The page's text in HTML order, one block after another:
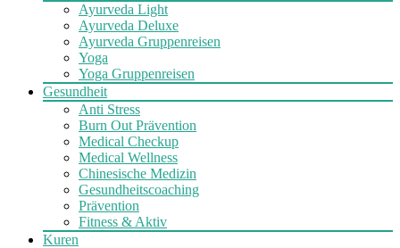
Ayurveda Light
Ayurveda Deluxe
Ayurveda Gruppenreisen
Yoga
Yoga Gruppenreisen
Gesundheit
Anti Stress
Burn Out Prävention
Medical Checkup
Medical Wellness
Chinesische Medizin
Gesundheitscoaching
Prävention
Fitness & Aktiv
Kuren